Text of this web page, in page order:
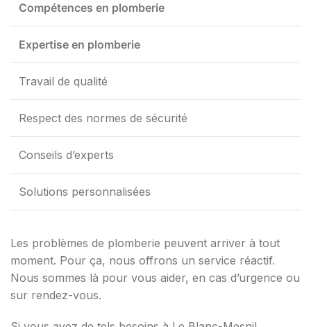
Compétences en plomberie
Expertise en plomberie
Travail de qualité
Respect des normes de sécurité
Conseils d’experts
Solutions personnalisées
Les problèmes de plomberie peuvent arriver à tout
moment. Pour ça, nous offrons un service réactif.
Nous sommes là pour vous aider, en cas d’urgence ou
sur rendez-vous.